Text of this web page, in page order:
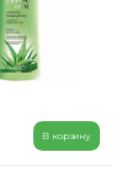
В корзину